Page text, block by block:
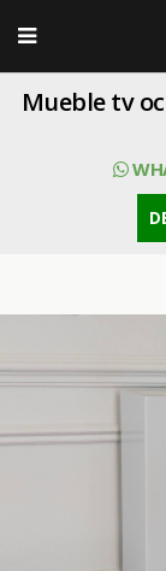
Mueble tv
SELECT